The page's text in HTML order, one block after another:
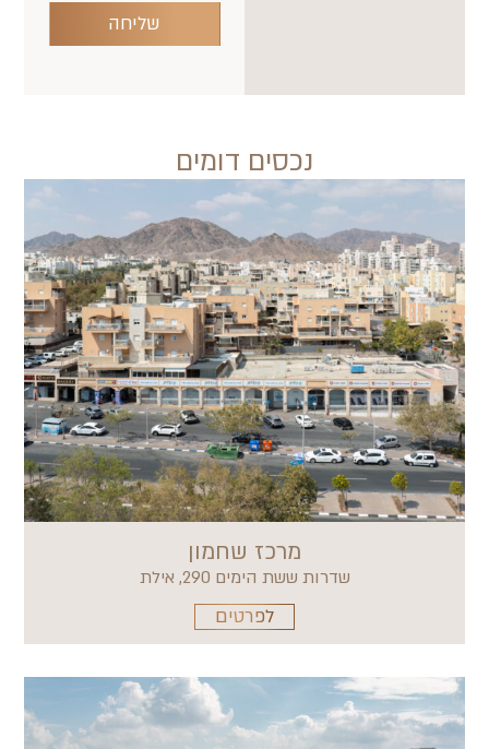
שליחה
נכסים דומים
מרכז שחמון
שדרות ששת הימים 290, אילת
לפרטים